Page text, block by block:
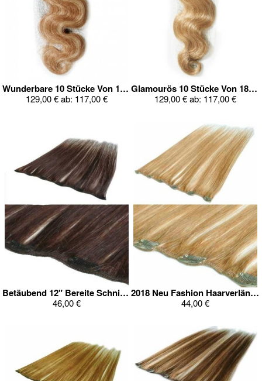
Wunderbare 10 Stücke Von 18" Clip In Ganz Kopf Set
129,00 €ab: 117,00 €
Glamourös 10 Stücke Von 18" Wellig Clip In Ganz Kopf Set
129,00 €ab: 117,00 €
Betäubend 12" Bereite Schnittige Haarverlängerung
46,00 €
2018 Neu Fashion Haarverlängerung
44,00 €